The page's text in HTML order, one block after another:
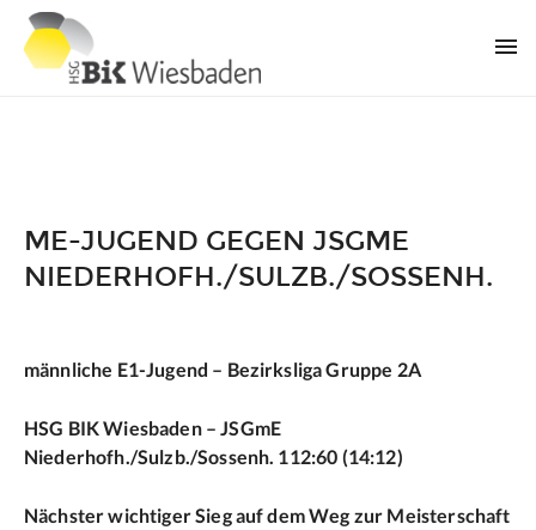
ME-JUGEND GEGEN JSGME
NIEDERHOFH./SULZB./SOSSENH.
männliche E1-Jugend – Bezirksliga Gruppe 2A
HSG BIK Wiesbaden – JSGmE
Niederhofh./Sulzb./Sossenh. 112:60 (14:12)
Nächster wichtiger Sieg auf dem Weg zur Meisterschaft